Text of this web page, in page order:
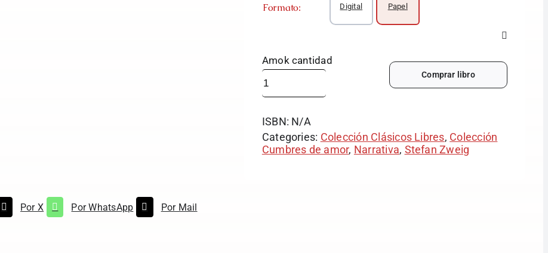
Por X Por WhatsApp Por Mail
Formato: Digital Papel
Amok cantidad
Comprar libro
ISBN: N/A
Categories: Colección Clásicos Libres, Colección
Cumbres de amor, Narrativa, Stefan Zweig